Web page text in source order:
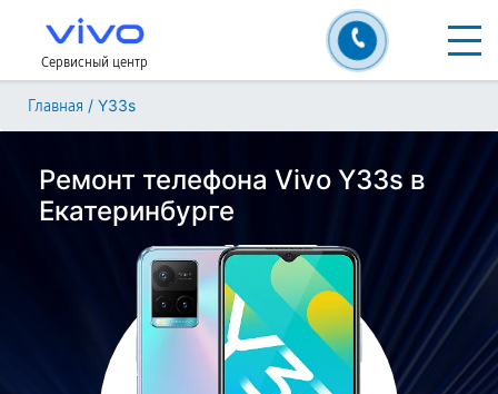
Сервисный центр
Главная / Y33s
Ремонт телефона Vivo Y33s в
Екатеринбурге